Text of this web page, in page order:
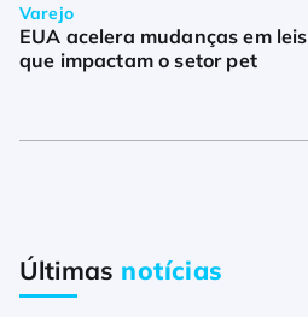
Varejo
EUA acelera mudanças em leis
que impactam o setor pet
Últimas notícias